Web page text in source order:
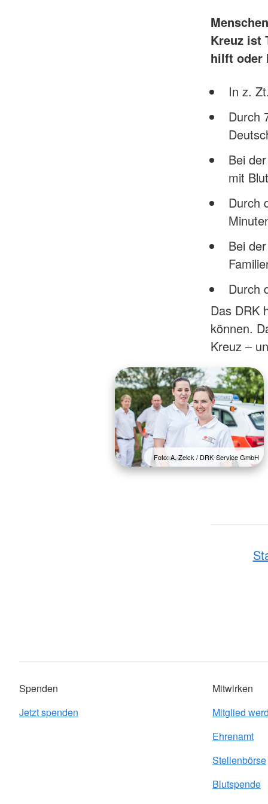
Kreuz ist
hilft oder
In z.
Durch
Bei
mit Blut
Durch
Bei
Durch
Das DRK
können.
Kreuz –
Foto: A. Zelck / DRK-Service GmbH
Spenden
Jetzt spenden
Mitwirken
Mitglied
Ehrenamt
Stellenbörse
Blutspende